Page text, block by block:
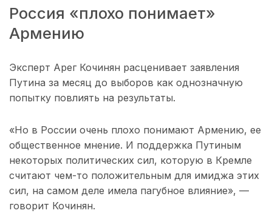
Россия «плохо понимает»
Армению
Эксперт Арег Кочинян расценивает заявления
Путина за месяц до выборов как однозначную
попытку повлиять на результаты.
«Но в России очень плохо понимают Армению, ее
общественное мнение. И поддержка Путиным
некоторых политических сил, которую в Кремле
считают чем-то положительным для имиджа этих
сил, на самом деле имела пагубное влияние», —
говорит Кочинян.